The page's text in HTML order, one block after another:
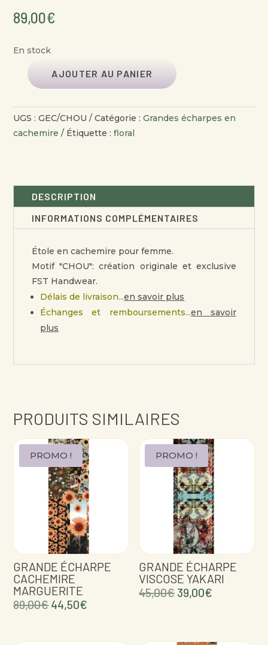
89,00€
En stock
QUANTITÉ
GRANDE
ÉCHARPE
CACHEMIRE
AJOUTER AU PANIER
UGS :GEC/CHOU Catégorie :Grandes écharpes en
cachemire
Étiquette :floral
DESCRIPTION
INFORMATIONS COMPLÉMENTAIRES
Étole en cachemire pour femme.
Motif "CHOU": création originale et exclusive
FST Handwear.
Délais de livraison...en savoir plus
Échanges et remboursements...en savoir
plus
PRODUITS SIMILAIRES
PROMO !
GRANDE ÉCHARPE
CACHEMIRE
MARGUERITE
89,00€Le
44,50€
PROMO !
GRANDE ÉCHARPE
VISCOSE YAKARI
45,00€ Le
était :
39,00€
est :